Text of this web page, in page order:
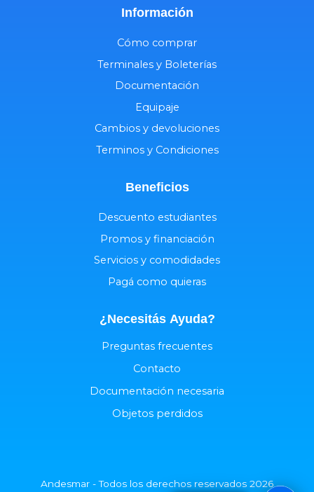
Información
Cómo comprar
Terminales y Boleterías
Documentación
Equipaje
Cambios y devoluciones
Terminos y Condiciones
Beneficios
Descuento estudiantes
Promos y financiación
Servicios y comodidades
Pagá como quieras
¿Necesitás Ayuda?
Preguntas frecuentes
Contacto
Documentación necesaria
Objetos perdidos
Andesmar - Todos los derechos reservados 2026